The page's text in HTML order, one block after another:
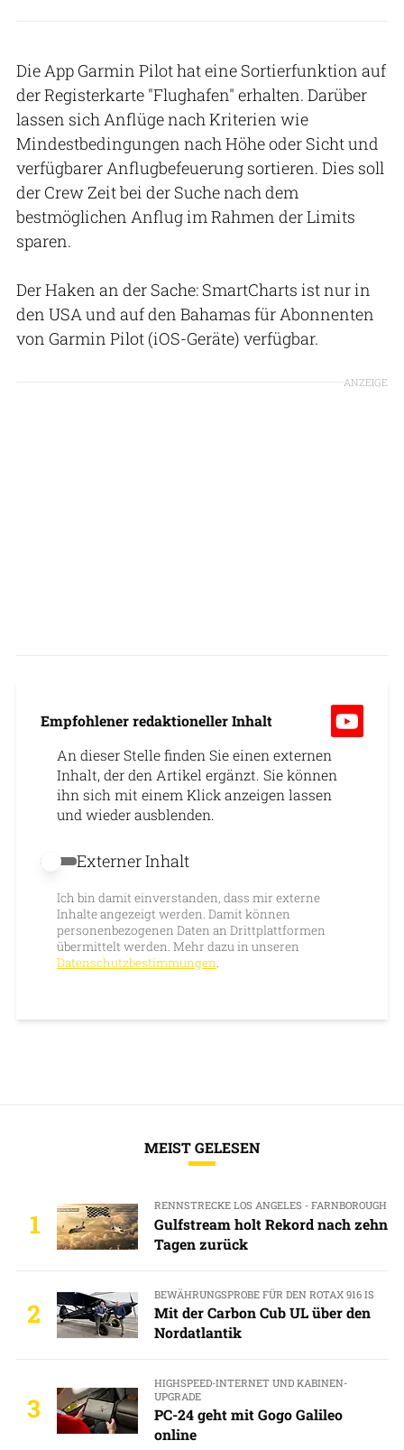
Die App Garmin Pilot hat eine Sortierfunktion auf
der Registerkarte "Flughafen" erhalten. Darüber
lassen sich Anflüge nach Kriterien wie
Mindestbedingungen nach Höhe oder Sicht und
verfügbarer Anflugbefeuerung sortieren. Dies soll
der Crew Zeit bei der Suche nach dem
bestmöglichen Anflug im Rahmen der Limits
sparen.
Der Haken an der Sache: SmartCharts ist nur in
den USA und auf den Bahamas für Abonnenten
von Garmin Pilot (iOS-Geräte) verfügbar.
ANZEIGE
Empfohlener redaktioneller Inhalt
An dieser Stelle finden Sie einen externen
Inhalt, der den Artikel ergänzt. Sie können
ihn sich mit einem Klick anzeigen lassen
und wieder ausblenden.
Externer Inhalt erlauben
Externer Inhalt
Ich bin damit einverstanden, dass mir externe
Inhalte angezeigt werden. Damit können
personenbezogenen Daten an Drittplattformen
übermittelt werden. Mehr dazu in unseren
Datenschutzbestimmungen.
MEIST GELESEN
1
RENNSTRECKE LOS ANGELES - FARNBOROUGH
Gulfstream holt Rekord nach zehn
Tagen zurück
2
BEWÄHRUNGSPROBE FÜR DEN ROTAX 916 IS
Mit der Carbon Cub UL über den
Nordatlantik
3
HIGHSPEED-INTERNET UND KABINEN-
UPGRADE
PC-24 geht mit Gogo Galileo
online